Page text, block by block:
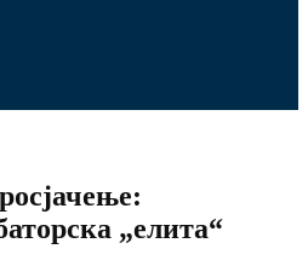
„елита“